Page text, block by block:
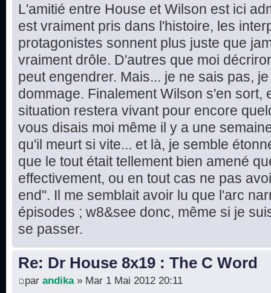
L'amitié entre House et Wilson est ici
est vraiment pris dans l'histoire, les
protagonistes sonnent plus juste que
vraiment drôle. D'autres que moi
peut engendrer. Mais... je ne sais pas,
dommage. Finalement Wilson s'en sort,
situation restera vivant pour encore
vous disais moi même il y a une
qu'il meurt si vite... et là, je semble
que le tout était tellement bien amené
effectivement, ou en tout cas ne pas
end". Il me semblait avoir lu que l'arc
épisodes ; w8&see donc, même si je
se passer.
Re: Dr House 8x19 : The C Word
par andika» Mar 1 Mai 2012 20:11